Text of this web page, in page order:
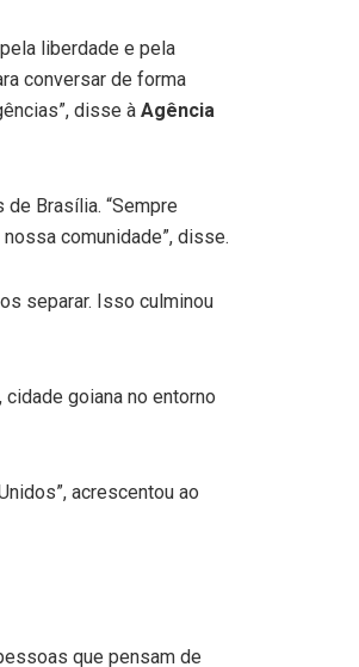
liberdade e pela
conversar de forma
disse à Agência
Brasília. “Sempre
comunidade”, disse.
separar. Isso culminou
goiana no entorno
acrescentou ao
que pensam de